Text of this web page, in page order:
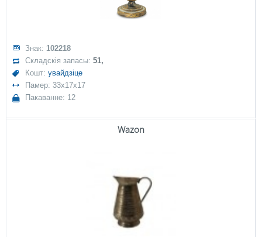
Знак: 102218
Складскія запасы:51,
Кошт:увайдзіце
Памер: 33x17x17
Пакаванне: 12
Wazon